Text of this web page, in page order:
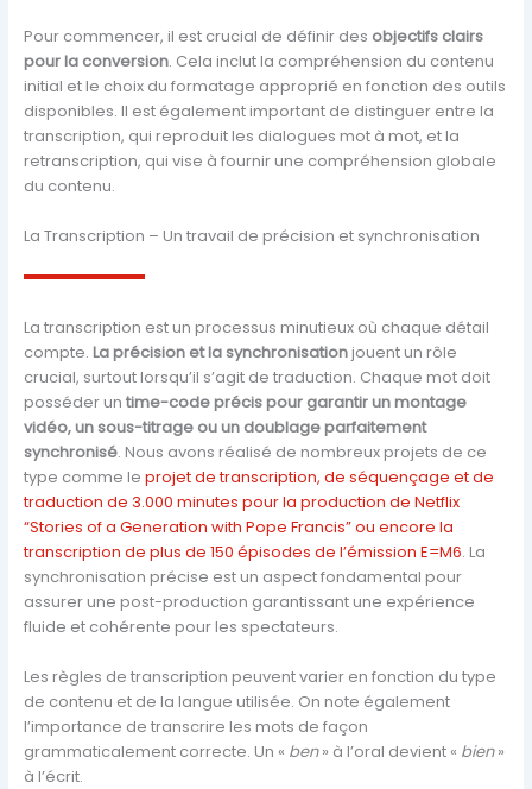
Pour commencer, il est crucial de définir des objectifs clairs
pour la conversion. Cela inclut la compréhension du contenu
initial et le choix du formatage approprié en fonction des outils
disponibles. Il est également important de distinguer entre la
transcription, qui reproduit les dialogues mot à mot, et la
retranscription, qui vise à fournir une compréhension globale
du contenu.
La Transcription – Un travail de précision et synchronisation
La transcription est un processus minutieux où chaque détail
compte.La précision et la synchronisationjouent un rôle
crucial, surtout lorsqu’il s’agit de traduction. Chaque mot doit
posséder untime-code précis pour garantir un montage
vidéo, un sous-titrage ou un doublage parfaitement
synchronisé. Nous avons réalisé de nombreux projets de ce
type comme leprojet de transcription, de séquençage et de
traduction de 3.000 minutes pour la production de Netflix
“Stories of a Generation with Pope Francis” ou encore la
transcription de plus de 150 épisodes de l’émission E=M6. La
synchronisation précise est un aspect fondamental pour
assurer une post-production garantissant une expérience
fluide et cohérente pour les spectateurs.
Les règles de transcription peuvent varier en fonction du type
de contenu et de la langue utilisée. On note également
l’importance de transcrire les mots de façon
grammaticalement correcte. Un « ben» à l’oral devient « bien»
à l’écrit.